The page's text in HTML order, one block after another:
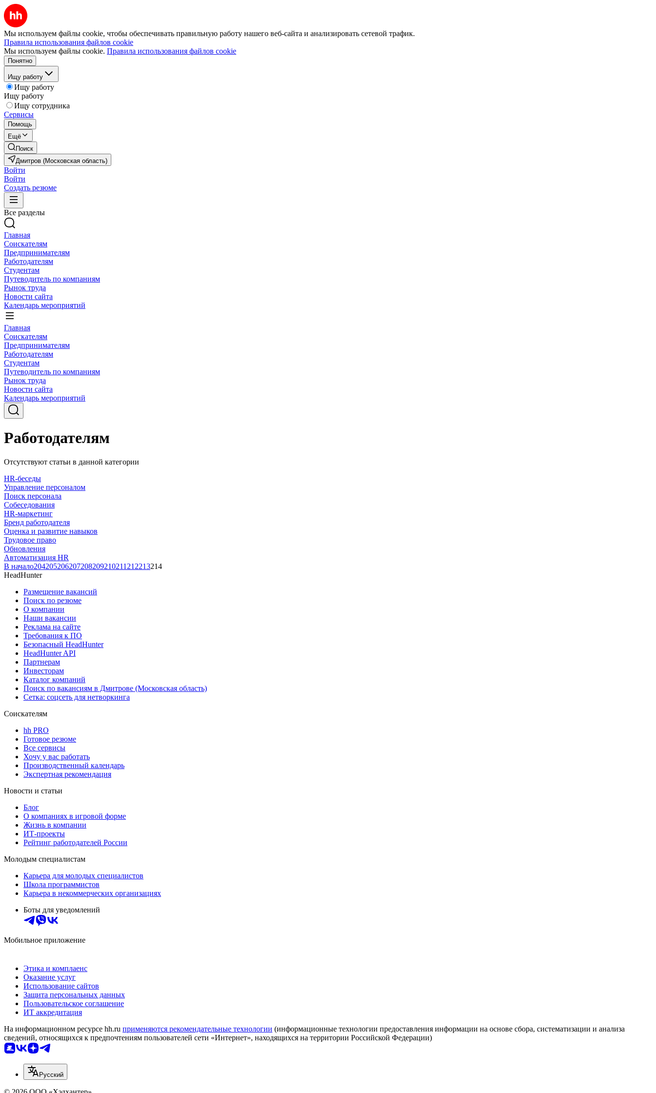
Мы используем файлы cookie, чтобы обеспечивать правильную работу нашего веб-сайта и анализировать сетевой трафик.
Правила использования файлов cookie
Мы используем файлы cookie. Правила использования файлов cookie
Понятно
Ищу работу
Ищу работу
Ищу работу
Ищу сотрудника
Сервисы
Помощь
Ещё
Поиск
Дмитров (Московская область)
Войти
Войти
Создать резюме
Все разделы
Главная
Соискателям
Предпринимателям
Работодателям
Студентам
Путеводитель по компаниям
Рынок труда
Новости сайта
Календарь мероприятий
Главная
Соискателям
Предпринимателям
Работодателям
Студентам
Путеводитель по компаниям
Рынок труда
Новости сайта
Календарь мероприятий
Работодателям
Отсутствуют статьи в данной категории
HR-беседы
Управление персоналом
Поиск персонала
Собеседования
HR-маркетинг
Бренд работодателя
Оценка и развитие навыков
Трудовое право
Обновления
Автоматизация HR
В начало204205206207208209210211 212213214
HeadHunter
Размещение вакансий
Поиск по резюме
О компании
Наши вакансии
Реклама на сайте
Требования к ПО
Безопасный HeadHunter
HeadHunter API
Партнерам
Инвесторам
Каталог компаний
Поиск по вакансиям в Дмитрове (Московская область)
Сетка: соцсеть для нетворкинга
Соискателям
hh PRO
Готовое резюме
Все сервисы
Хочу у вас работать
Производственный календарь
Экспертная рекомендация
Новости и статьи
Блог
О компаниях в игровой форме
Жизнь в компании
ИТ-проекты
Рейтинг работодателей России
Молодым специалистам
Карьера для молодых специалистов
Школа программистов
Карьера в некоммерческих организациях
Боты для уведомлений
Мобильное приложение
Этика и комплаенс
Оказание услуг
Использование сайтов
Защита персональных данных
Пользовательское соглашение
ИТ аккредитация
На информационном ресурсе hh.ru применяются рекомендательные технологии (информационные технологии предоставления информации на основе сбора, систематизации и анализа
сведений, относящихся к предпочтениям пользователей сети «Интернет», находящихся на территории Российской Федерации)
Русский